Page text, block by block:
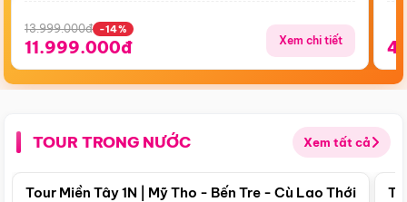
13.999.000đ -14%
11.999.000đ Xem chi tiết
TOUR TRONG NƯỚC Xem tất cả
Điểm nổi bật
Tour Miền Tây 1N | Mỹ Tho - Bến Tre - Cù Lao Thới